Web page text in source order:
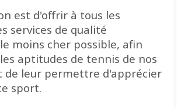
est d'offrir à tous les
services de qualité
moins cher possible, afin
aptitudes de tennis de nos
de leur permettre d'apprécier
sport.